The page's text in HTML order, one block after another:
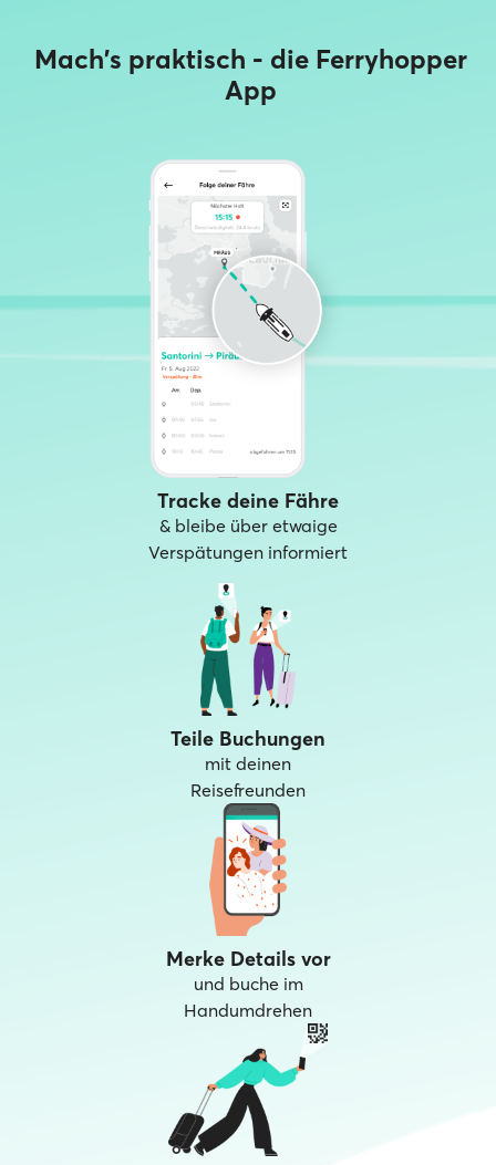
Mach's praktisch - die Ferryhopper
App
Tracke deine Fähre
& bleibe über etwaige
Verspätungen informiert
Teile Buchungen
mit deinen
Reisefreunden
Merke Details vor
und buche im
Handumdrehen